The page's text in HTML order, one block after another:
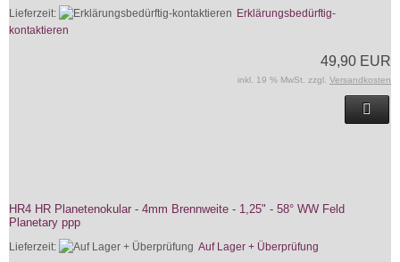
Lieferzeit:
Erklärungsbedürftig-
kontaktieren
49,90 EUR
inkl. 19 % MwSt. zzgl. Versandkosten
HR4 HR Planetenokular - 4mm Brennweite - 1,25" - 58° WW Feld
Planetary ppp
Lieferzeit: Auf Lager + Überprüfung